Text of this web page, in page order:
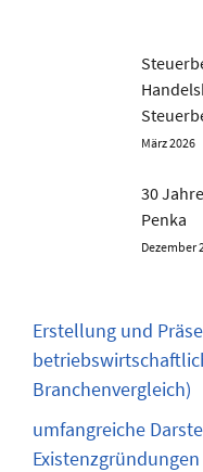
März 2026
30
Penka
Dezember
Erstellung und
Branchenvergleich)
umfangreiche
Existenzgründungen